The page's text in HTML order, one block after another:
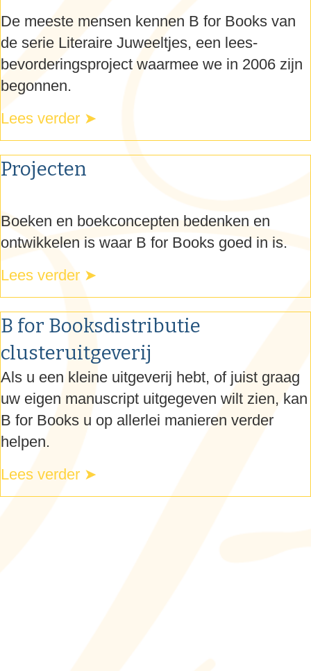
De meeste mensen kennen B for Books van
de serie Literaire Juweeltjes, een lees­
bevorderings­project waarmee we in 2006 zijn
begonnen.
Lees verder ➤
Projecten
Boeken en boek­concepten bedenken en
ontwikkelen is waar B for Books goed in is.
Lees verder ➤
B for Books­distributie
clusteruitgeverij
Als u een kleine uitgeverij hebt, of juist graag
uw eigen manuscript uit­gegeven wilt zien, kan
B for Books u op allerlei manieren verder
helpen.
Lees verder ➤